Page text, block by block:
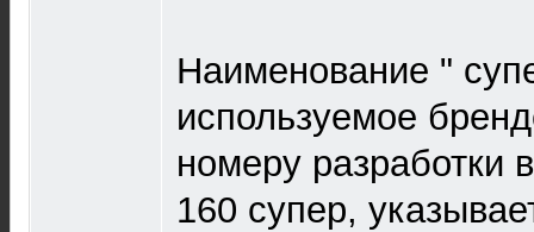
Наименование "
используемое
номеру разработки
160 супер,